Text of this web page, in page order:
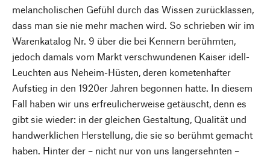
melancholischen Gefühl durch das Wissen zurücklassen,
dass man sie nie mehr machen wird. So schrieben wir im
Warenkatalog Nr. 9 über die bei Kennern berühmten,
jedoch damals vom Markt verschwundenen Kaiser idell-
Leuchten aus Neheim-Hüsten, deren kometenhafter
Aufstieg in den 1920er Jahren begonnen hatte. In diesem
Fall haben wir uns erfreulicherweise getäuscht, denn es
gibt sie wieder: in der gleichen Gestaltung, Qualität und
handwerklichen Herstellung, die sie so berühmt gemacht
haben. Hinter der – nicht nur von uns langersehnten –